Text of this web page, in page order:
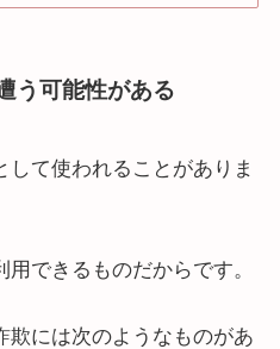
う可能性がある
て使われることがありま
できるものだからです。
欺には次のようなものがあ